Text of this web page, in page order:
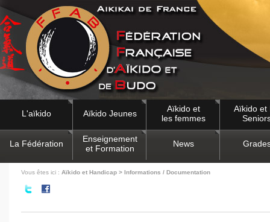
L'aïkido Aïkido Jeunes
Aïkido et
les femmes
Aïkido et
La Fédération
Enseignement
et Formation
News
Vous êtes ici : Aïkido et Handicap > Informations / Documentation